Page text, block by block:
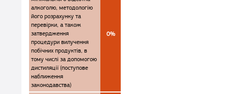
алкоголю, методологію
його розрахунку та
перевірки, а також
затвердження
процедури вилучення
побічних продуктів, в
тому числі за допомогою
дистиляції (поступове
наближення
законодавства)
0%